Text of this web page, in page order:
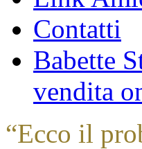
Contatti
Babette
vendita
“Ecco il